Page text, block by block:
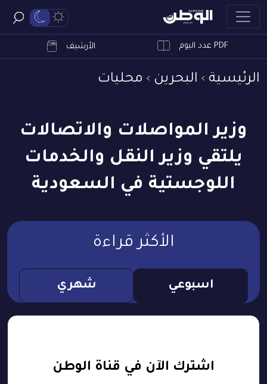
PDF عدد اليوم الأرشيف
الرئيسية البحرين محليات
وزير المواصلات والاتصالات
يلتقي وزير النقل والخدمات
اللوجستية في السعودية
الأكثر قراءة
اسبوعي شهري
اشترك الآن في قناة الوطن